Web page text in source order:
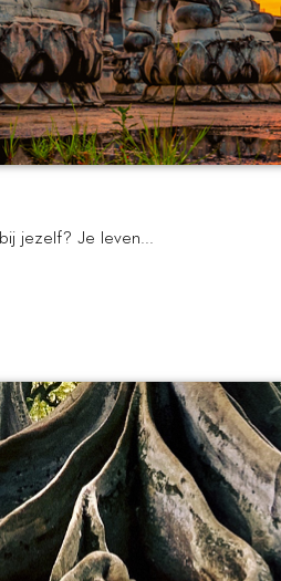
jezelf? Je leven...